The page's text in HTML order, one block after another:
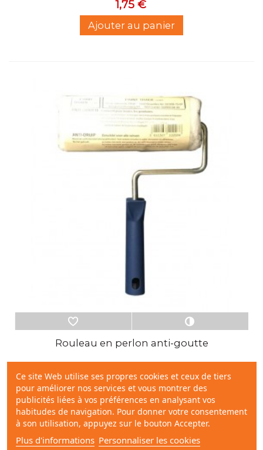
1,75 €
Ajouter au panier
Rouleau en perlon anti-goutte
A partir de
3,32 €
Ajouter au panier
Ce site Web utilise ses propres cookies et ceux de tiers
pour améliorer nos services et vous montrer des
publicités liées à vos préférences en analysant vos
habitudes de navigation. Pour donner votre consentement
à son utilisation, appuyez sur le bouton Accepter.
Plus d'informations Personnaliser les cookies